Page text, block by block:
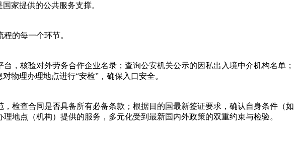
家提供的公共服务支撑。
的每一个环节。
，核验对外劳务合作企业名录；查询公安机关公示的因私出入境中介机构名单；
物理办理地点进行“安检”，确保入口安全。
检查合同是否具备所有必备条款；根据目的国最新签证要求，确认自身条件（如
地点（机构）提供的服务，多元化受到最新国内外政策的双重约束与检验。